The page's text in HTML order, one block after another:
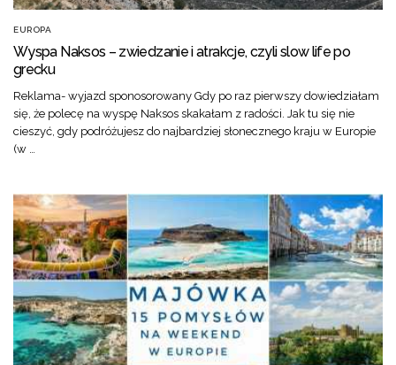
EUROPA
Wyspa Naksos – zwiedzanie i atrakcje, czyli slow life po
grecku
Reklama- wyjazd sponosorowany Gdy po raz pierwszy dowiedziałam
się, że polecę na wyspę Naksos skakałam z radości. Jak tu się nie
cieszyć, gdy podróżujesz do najbardziej słonecznego kraju w Europie
(w …